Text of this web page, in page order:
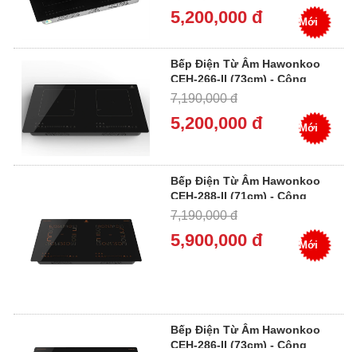
5,200,000 đ Mới
Bếp Điện Từ Âm Hawonkoo
CEH-266-II (73cm) - Công
Suất 5400W, Inverter, Đôi 2
7,190,000 đ
5,200,000 đ Mới
Bếp Điện Từ Âm Hawonkoo
CEH-288-II (71cm) - Công
Suất 5200W, Inverter, Đôi 2
7,190,000 đ
5,900,000 đ Mới
Bếp Điện Từ Âm Hawonkoo
CEH-286-II (73cm) - Công